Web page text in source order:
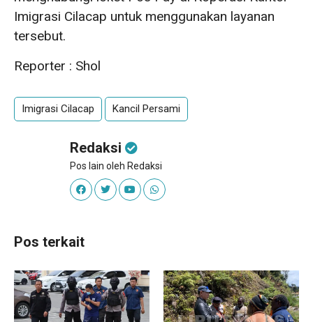
Imigrasi Cilacap untuk menggunakan layanan
tersebut.
Reporter : Shol
Imigrasi Cilacap Kancil Persami
Redaksi
Pos lain oleh Redaksi
Pos terkait